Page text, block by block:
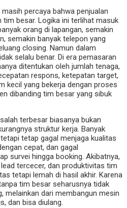
masih percaya bahwa penjualan
tim besar. Logika ini terlihat masuk
orang di lapangan, semakin
semakin banyak telepon yang
closing. Namun dalam
selalu benar. Di era pemasaran
ditentukan oleh jumlah tenaga,
respons, ketepatan target,
kecil yang bekerja dengan proses
dibanding tim besar yang sibuk
terbesar biasanya bukan
struktur kerja. Banyak
tetap gagal menjaga kualitas
cepat, dan gagal
survei hingga booking. Akibatnya,
tercecer, dan produktivitas tim
tetapi lemah di hasil akhir. Karena
tim besar seharusnya tidak
melainkan dari membangun mesin
dan bisa diulang.